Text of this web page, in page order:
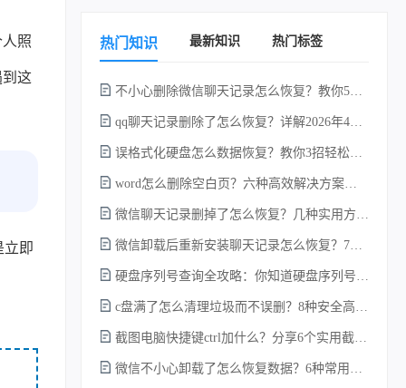
照
这
立即
热门知识 最新知识 热门标签
不小心删除微信聊天记录怎么恢复？教你5种简单找回的方法！
qq聊天记录删除了怎么恢复？详解2026年4种常用有效的方法（支持.db数据库提取）
误格式化硬盘怎么数据恢复？教你3招轻松恢复！
word怎么删除空白页？六种高效解决方案（2026年最新实操指南）！
微信聊天记录删掉了怎么恢复？几种实用方法详解！
微信卸载后重新安装聊天记录怎么恢复？7种实测有效的恢复方案详解！
硬盘序列号查询全攻略：你知道硬盘序列号怎么查吗？
c盘满了怎么清理垃圾而不误删？8种安全高效的方法详解+误删恢复指南！
截图电脑快捷键ctrl加什么？分享6个实用截图方法！
微信不小心卸载了怎么恢复数据？6种常用方法详解！